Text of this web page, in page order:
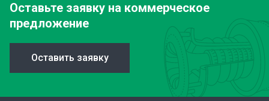
Оставьте заявку на коммерческое
предложение
Оставить заявку